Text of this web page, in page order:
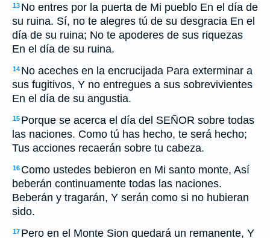
13 No entres por la puerta de Mi pueblo En el día de
su ruina. Sí, no te alegres tú de su desgracia En el
día de su ruina; No te apoderes de sus riquezas
En el día de su ruina.
14 No aceches en la encrucijada Para exterminar a
sus fugitivos, Y no entregues a sus sobrevivientes
En el día de su angustia.
15 Porque se acerca el día del SEÑOR sobre todas
las naciones. Como tú has hecho, te será hecho;
Tus acciones recaerán sobre tu cabeza.
16 Como ustedes bebieron en Mi santo monte, Así
beberán continuamente todas las naciones.
Beberán y tragarán, Y serán como si no hubieran
sido.
17 Pero en el Monte Sion quedará un remanente, Y